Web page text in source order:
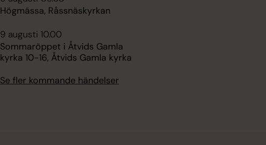
Högmässa, Råssnäskyrkan
9 augusti 10.00
Sommaröppet i Åtvids Gamla
kyrka 10-16, Åtvids Gamla kyrka
Se fler kommande händelser